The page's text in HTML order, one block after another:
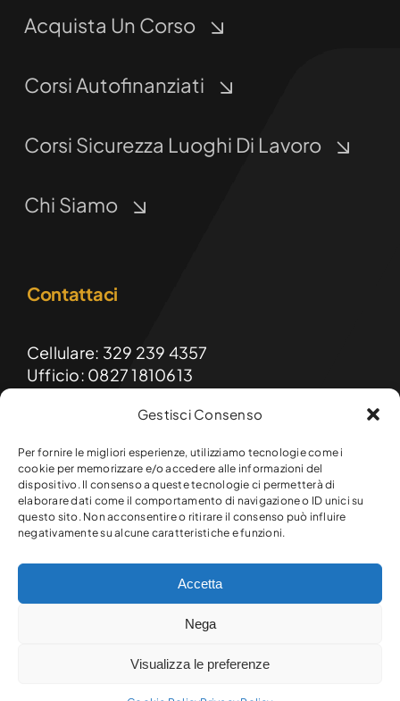
Gestisci Consenso
Per fornire le migliori esperienze, utilizziamo tecnologie come i
cookie per memorizzare e/o accedere alle informazioni del
dispositivo. Il consenso a queste tecnologie ci permetterà di
elaborare dati come il comportamento di navigazione o ID unici su
questo sito. Non acconsentire o ritirare il consenso può influire
negativamente su alcune caratteristiche e funzioni.
Accetta
Nega
Visualizza le preferenze
Acquista Un Corso
Corsi Autofinanziati
Corsi Sicurezza Luoghi Di Lavoro
Chi Siamo
Contattaci
Cellulare: 329 239 4357
Ufficio: 0827 1810613
Email: formainnovasrls@gmail.com
FormaInnova srls
Sede legale e operativa:
Via Raffaello, 9 – 83047 Lioni (AV)
© Copyright 2026 Formainnova srls. Tutti i diritti riservati.
P.Iva 03145720649 – R.E.A. AV-301641
JA Solution |Policy Privacy